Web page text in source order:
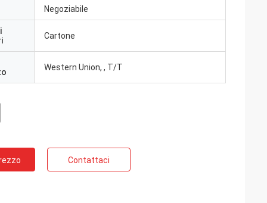
Negoziabile
Cartone
Western Union, , T/T
Contattaci